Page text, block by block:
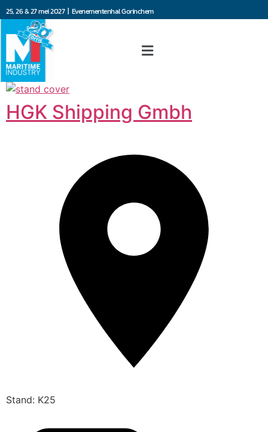
25, 26 & 27 mei 2027 | Evenementenhal Gorinchem
HGK Shipping Gmbh
Stand: K25